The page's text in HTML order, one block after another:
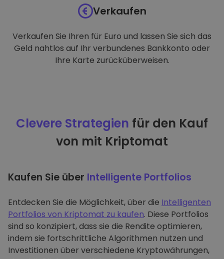
Verkaufen
Verkaufen Sie Ihren für Euro und lassen Sie sich das
Geld nahtlos auf Ihr verbundenes Bankkonto oder
Ihre Karte zurücküberweisen.
Clevere Strategien für den Kauf
von mit Kriptomat
Kaufen Sie über Intelligente Portfolios
Entdecken Sie die Möglichkeit, über die Intelligenten
Portfolios von Kriptomat zu kaufen. Diese Portfolios
sind so konzipiert, dass sie die Rendite optimieren,
indem sie fortschrittliche Algorithmen nutzen und
Investitionen über verschiedene Kryptowährungen,